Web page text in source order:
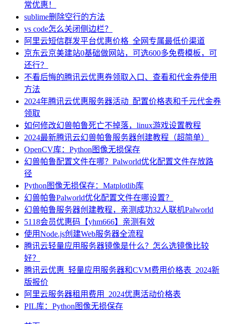
常优惠！
sublime删除空行的方法
vs code怎么关闭侧边栏？
阿里云短信群发平台优惠价格_全网专属最低价渠道
京东云京美建站0基础做网站，可选600多免费模板，可
还行？
不看后悔的腾讯云优惠券领取入口、查看和代金券使用
方法
2024年腾讯云优惠服务器活动_配置价格表和千元代金券
领取
如何修改幻兽帕鲁死亡不掉落，linux游戏设置教程
2024最新腾讯云幻兽帕鲁服务器创建教程（超简单）
OpenCV库：Python图像无损保存
幻兽帕鲁配置文件在哪？Palworld优化配置文件存放路
径
Python图像无损保存：Matplotlib库
幻兽帕鲁Palworld优化配置文件在哪设置？
幻兽帕鲁服务器创建教程，亲测成功32人联机Palworld
5118会员优惠码【yhm666】亲测有效
使用Node.js创建Web服务器全流程
腾讯云轻量应用服务器镜像是什么？怎么选镜像比较
好？
腾讯云优惠_轻量应用服务器和CVM费用价格表_2024新
版报价
阿里云服务器租用费用_2024优惠活动价格表
PIL库：Python图像无损保存